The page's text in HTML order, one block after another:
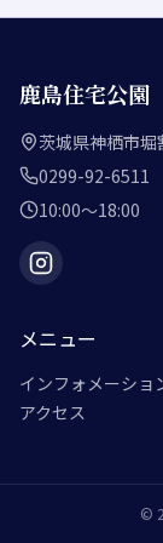
鹿島住宅公園
茨城県神栖市
0299-92-6511
10:00～18:00
メニュー
インフォメーショ
アクセス
©